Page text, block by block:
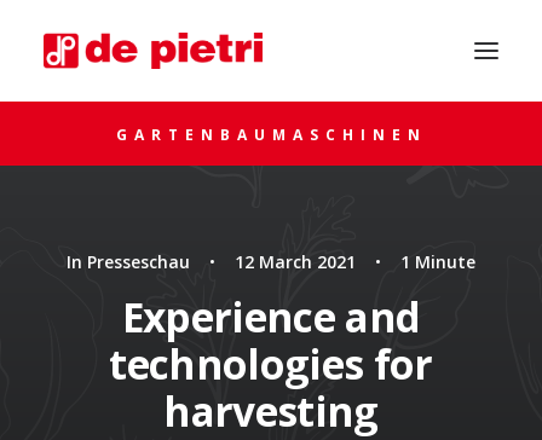
UM RAT FRAGEN
GARTENBAUMASCHINEN
In Presseschau • 12 March 2021 • 1 Minute
Experience and
technologies for
harvesting